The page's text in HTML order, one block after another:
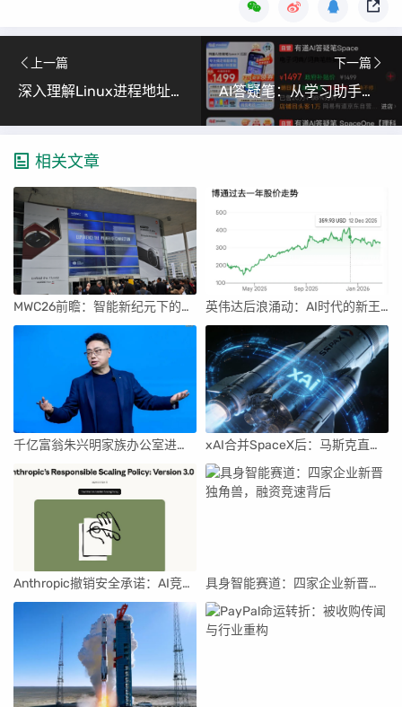
上一篇
深入理解Linux进程地址空间 从入门到精通——揭秘虚拟内存与物理内存的映射机制
下一篇
AI答疑笔：从学习助手到作弊神器，国内外冰火两重天
相关文章
MWC26前瞻：智能新纪元下的科技盛宴 英伟达后浪涌动：AI时代的新王者与隐忧
千亿富翁朱兴明家族办公室进军VC圈 xAI合并SpaceX后：马斯克直接介入，团队压力激增
Anthropic撤销安全承诺：AI竞赛中的伦理与商业博弈 具身智能赛道：四家企业新晋独角兽，融资竞速背后